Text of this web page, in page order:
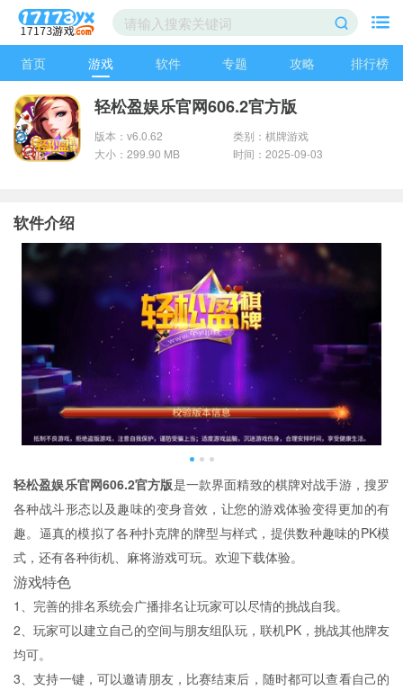
首页 游戏 软件 专题 攻略 排行榜
轻松盈娱乐官网606.2官方版
版本：v6.0.62
类别：棋牌游戏
大小：299.90 MB
时间：2025-09-03
软件介绍
轻松盈娱乐官网606.2官方版是一款界面精致的棋牌对战手游，搜罗
各种战斗形态以及趣味的变身音效，让您的游戏体验变得更加的有
趣。逼真的模拟了各种扑克牌的牌型与样式，提供数种趣味的PK模
式，还有各种街机、麻将游戏可玩。欢迎下载体验。
游戏特色
1、完善的排名系统会广播排名让玩家可以尽情的挑战自我。
2、玩家可以建立自己的空间与朋友组队玩，联机PK，挑战其他牌友
均可。
3、支持一键，可以邀请朋友，比赛结束后，随时都可以查看自己的